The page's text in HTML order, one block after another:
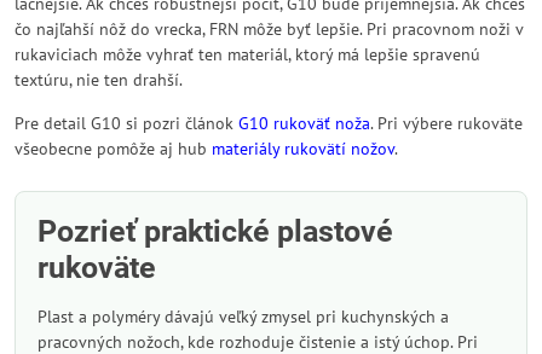
čo najľahší nôž do vrecka, FRN môže byť lepšie. Pri pracovnom noži v
rukaviciach môže vyhrať ten materiál, ktorý má lepšie spravenú
textúru, nie ten drahší.
Pre detail G10 si pozri článok G10 rukoväť noža. Pri výbere rukoväte
všeobecne pomôže aj hub materiály rukovätí nožov.
Pozrieť praktické plastové
rukoväte
Plast a polyméry dávajú veľký zmysel pri kuchynských a
pracovných nožoch, kde rozhoduje čistenie a istý úchop. Pri